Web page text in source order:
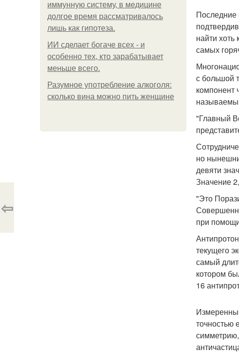
иммунную систему, в медицине
долгое время рассматривалось
лишь как гипотеза.
ИИ сделает богаче всех - и
особенно тех, кто зарабатывает
меньше всего.
Разумное употребление алкоголя:
сколько вина можно пить женщине
Последние
найти
самых
с большой
компонент
"Главный
но
девяти
Значение
"Это
при
текущего
самый
котором
16
точностью
⇦